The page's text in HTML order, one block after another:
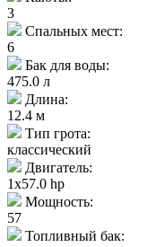
3
Спальных мест:
6
Бак для воды:
475.0 л
Длина:
12.4 м
Тип грота:
классический
Двигатель:
1x57.0 hp
Мощность:
57
Топливный бак: